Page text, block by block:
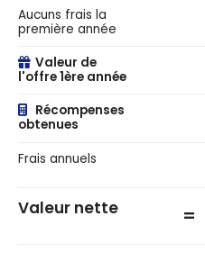
Aucuns frais la
première année
Valeur de
l'offre 1ère année
Récompenses
obtenues
Frais annuels
Valeur nette